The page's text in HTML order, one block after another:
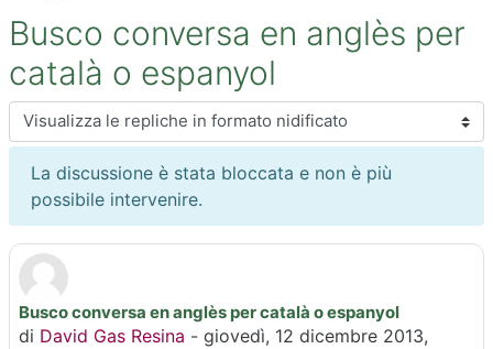
Busco conversa en anglès per
català o espanyol
Modalità visualizzazione
La discussione è stata bloccata e non è più
possibile intervenire.
Busco conversa en anglès per català o espanyol
di David Gas Resina - giovedì, 12 dicembre 2013,
Numero di risposte: 0